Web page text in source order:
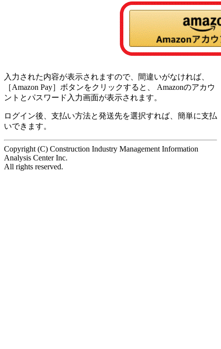
入力された内容が表示されますので、間違いがなければ、
［Amazon Pay］ボタンをクリックすると、 Amazonのアカウ
ントとパスワード入力画面が表示されます。
ログイン後、支払い方法と発送先を選択すれば、簡単に支払
いできます。
Copyright (C) Construction Industry Management Information
Analysis Center Inc.
All rights reserved.